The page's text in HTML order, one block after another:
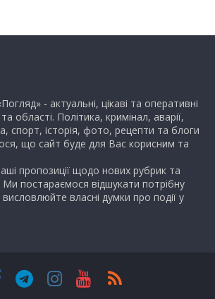
- актуальні, цікаві та оперативні
області. Політика, кримінал, аварії,
спорт, історія, фото, рецепти та блоги
що сайт буде для Вас корисним та
пропозиції щодо нових рубрик та
постараємося відшукати потрібну
власні думки про події у